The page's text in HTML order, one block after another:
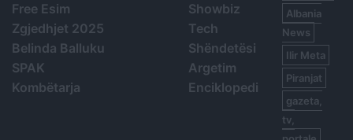
Free Esim
Zgjedhjet 2025
Belinda Balluku
SPAK
Kombëtarja
Showbiz
Tech
Shëndetësi
Argetim
Enciklopedi
Albania
News
Ilir Meta
Piranjat
gazeta,
tv,